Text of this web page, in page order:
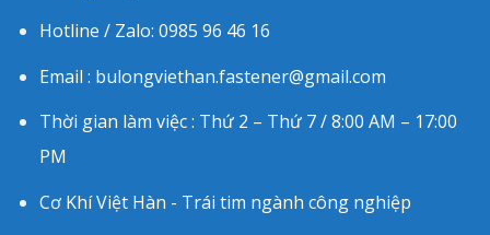
Hotline / Zalo: 0985 96 46 16
Email : bulongviethan.fastener@gmail.com
Thời gian làm việc : Thứ 2 – Thứ 7 / 8:00 AM – 17:00
PM
Cơ Khí Việt Hàn - Trái tim ngành công nghiệp